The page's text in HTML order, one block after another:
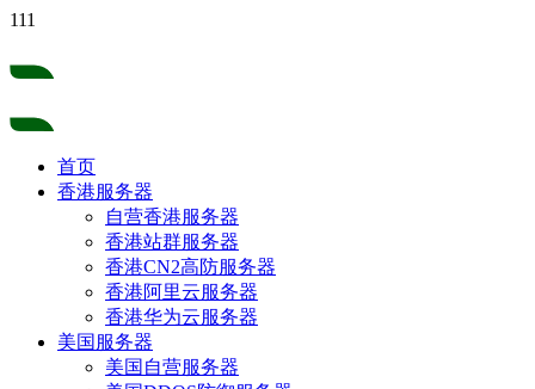
111
首页
香港服务器
自营香港服务器
香港站群服务器
香港CN2高防服务器
香港阿里云服务器
香港华为云服务器
美国服务器
美国自营服务器